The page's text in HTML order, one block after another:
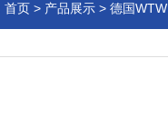
首页 > 产品展示 > 德国WTW